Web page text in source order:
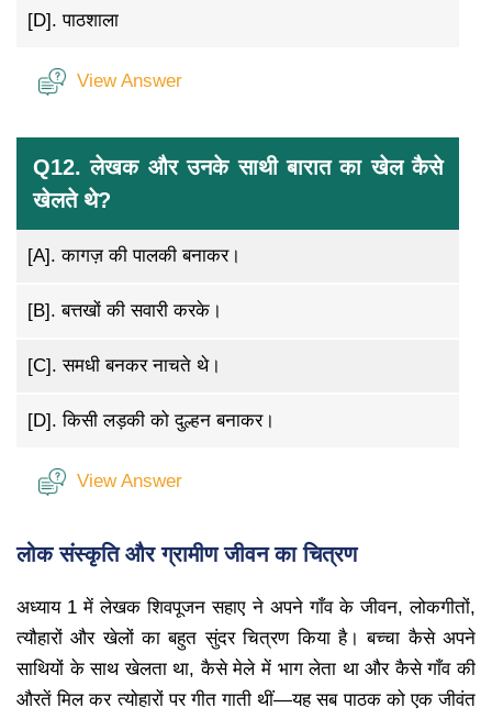
[D].पाठशाला
View Answer
Q12. लेखक और उनके साथी बारात का खेल कैसे
खेलते थे?
[A].कागज़ की पालकी बनाकर।
[B].बत्तखों की सवारी करके।
[C].समधी बनकर नाचते थे।
[D].किसी लड़की को दुल्हन बनाकर।
View Answer
लोक संस्कृति और ग्रामीण जीवन का चित्रण
अध्याय 1 में लेखक शिवपूजन सहाए ने अपने गाँव के जीवन, लोकगीतों,
त्यौहारों और खेलों का बहुत सुंदर चित्रण किया है। बच्चा कैसे अपने
साथियों के साथ खेलता था, कैसे मेले में भाग लेता था और कैसे गाँव की
औरतें मिल कर त्योहारों पर गीत गाती थीं—यह सब पाठक को एक जीवंत